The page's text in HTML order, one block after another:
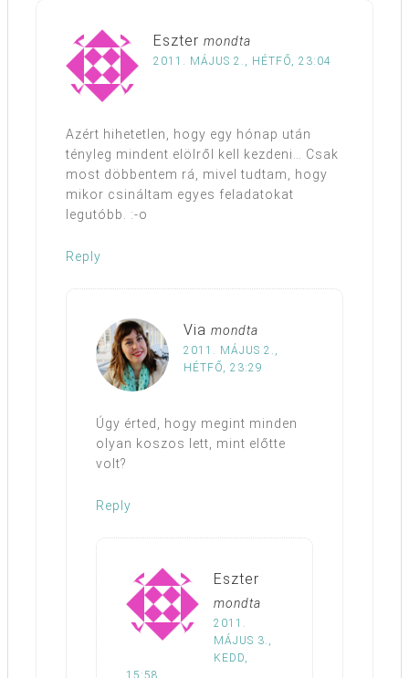
Eszter mondta
2011. MÁJUS 2., HÉTFŐ, 23:04
Azért hihetetlen, hogy egy hónap után
tényleg mindent elölről kell kezdeni… Csak
most döbbentem rá, mivel tudtam, hogy
mikor csináltam egyes feladatokat
legutóbb. :-o
Reply
Via mondta
2011. MÁJUS 2.,
HÉTFŐ, 23:29
Úgy érted, hogy megint minden
olyan koszos lett, mint előtte
volt?
Reply
Eszter
mondta
2011.
MÁJUS 3.,
KEDD,